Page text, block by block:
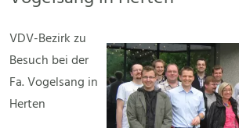
VDV-Bezirk zu
Besuch bei der
Fa. Vogelsang in
Herten